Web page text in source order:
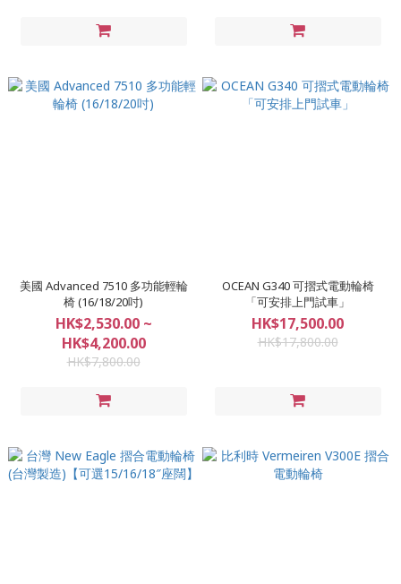
美國 Advanced 7510 多功能輕輪
椅 (16/18/20吋)
HK$2,530.00 ~
HK$4,200.00
HK$7,800.00
OCEAN G340 可摺式電動輪椅
「可安排上門試車」
HK$17,500.00
HK$17,800.00